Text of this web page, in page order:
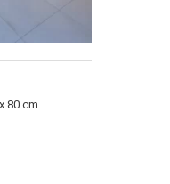
80 cm